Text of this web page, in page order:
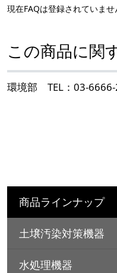
現在FAQは登録されていませ
この商品に関
環境部 TEL：03-
商品ラインナップ
土壌汚染対策機器
水処理機器